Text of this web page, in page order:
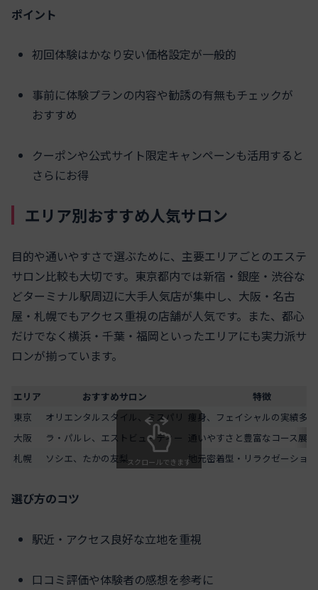
ポイント
初回体験はかなり安い価格設定が一般的
事前に体験プランの内容や勧誘の有無もチェックが
おすすめ
クーポンや公式サイト限定キャンペーンも活用すると
さらにお得
エリア別おすすめ人気サロン
目的や通いやすさで選ぶために、主要エリアごとのエステ
サロン比較も大切です。東京都内では新宿・銀座・渋谷な
どターミナル駅周辺に大手人気店が集中し、大阪・名古
屋・札幌でもアクセス重視の店舗が人気です。また、都心
だけでなく横浜・千葉・福岡といったエリアにも実力派サ
ロンが揃っています。
エリア おすすめサロン
特徴
東京
オリエンタルスタイル、ミスパリ 痩身、フェイシャルの実績多数
大阪
ラ・パルレ、エストビューティー 通いやすさと豊富なコース展開
札幌
ソシエ、たかの友梨 地元密着型・リラクゼーショ
スクロールできます
選び方のコツ
駅近・アクセス良好な立地を重視
口コミ評価や体験者の感想を参考に